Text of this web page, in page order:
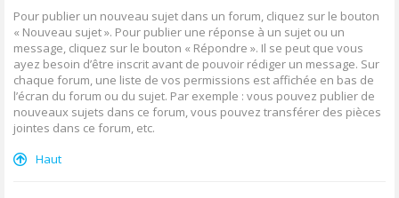
Pour publier un nouveau sujet dans un forum, cliquez sur le bouton
« Nouveau sujet ». Pour publier une réponse à un sujet ou un
message, cliquez sur le bouton « Répondre ». Il se peut que vous
ayez besoin d’être inscrit avant de pouvoir rédiger un message. Sur
chaque forum, une liste de vos permissions est affichée en bas de
l’écran du forum ou du sujet. Par exemple : vous pouvez publier de
nouveaux sujets dans ce forum, vous pouvez transférer des pièces
jointes dans ce forum, etc.
Haut